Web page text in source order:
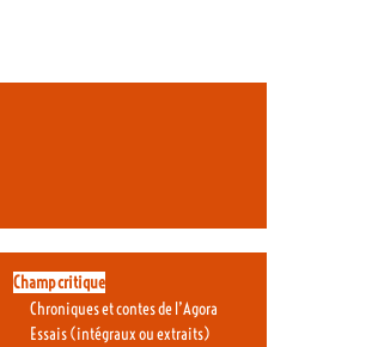
Champ critique
Chroniques et contes de l’Agora
Essais (intégraux ou extraits)